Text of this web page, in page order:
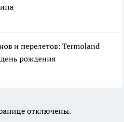
и перелетов: Termoland
рождения
отключены.